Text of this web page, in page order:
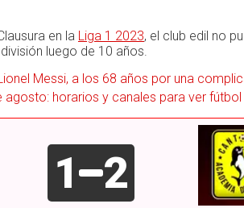
en la Liga 1 2023, el club edil no
luego de 10 años.
Messi, a los 68 años por una
horarios y canales para ver fútbol
1 2